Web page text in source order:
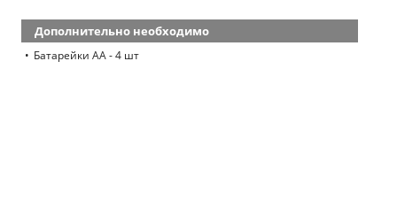
Дополнительно необходимо
Батарейки АА - 4 шт